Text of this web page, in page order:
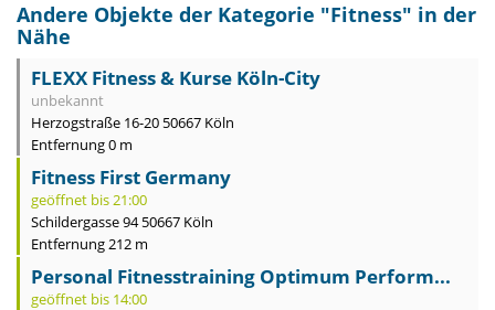
Andere Objekte der Kategorie "Fitness" in der
Nähe
FLEXX Fitness & Kurse Köln-City
unbekannt
Herzogstraße 16-20 50667 Köln
Entfernung 0 m
Fitness First Germany
geöffnet bis 21:00
Schildergasse 94 50667 Köln
Entfernung 212 m
Personal Fitnesstraining Optimum Perform...
geöffnet bis 14:00